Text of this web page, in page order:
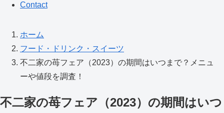
Contact
ホーム
フード・ドリンク・スイーツ
不二家の苺フェア（2023）の期間はいつまで？メニュ
ーや値段を調査！
不二家の苺フェア（2023）の期間はいつ